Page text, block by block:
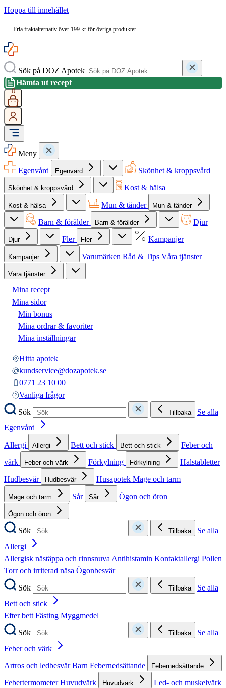
Hoppa till innehållet
Fria fraktalternativ över 199 kr för övriga produkter
Sök på DOZ Apotek
Hämta ut recept
0
Meny
Egenvård
Egenvård Skönhet & kroppsvård
Skönhet & kroppsvård Kost & hälsa
Kost & hälsa Mun & tänder Mun & tänder
Barn & förälder Barn & förälder Djur
Djur Fler Fler Kampanjer
Kampanjer Varumärken Råd & Tips Våra tjänster
Våra tjänster
Mina recept
Mina sidor
Min bonus
Mina ordrar & favoriter
Mina inställningar
Hitta apotek
kundservice@dozapotek.se
0771 23 10 00
Vanliga frågor
Sök
Tillbaka
Se alla
Egenvård
Allergi
Allergi Bett och stick Bett och stick
Feber och
värk
Feber och värk Förkylning Förkylning
Halstabletter
Hudbesvär
Hudbesvär Husapotek Mage och tarm
Mage och tarm Sår Sår Ögon och öron
Ögon och öron
Sök Tillbaka
Se alla
Allergi
Allergisk nästäppa och rinnsnuvaAntihistamin Kontaktallergi Pollen
Torr och irriterad näsa Ögonbesvär
Sök
Tillbaka
Se alla
Bett och stick
Efter bettFästing Myggmedel
Sök
Tillbaka
Se alla
Feber och värk
Artros och ledbesvärBarn Febernedsättande Febernedsättande
FebertermometerHuvudvärk Huvudvärk Led- och muskelvärk